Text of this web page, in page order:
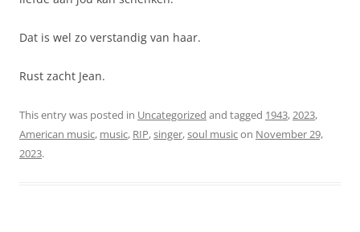
Dat is wel zo verstandig van haar.
Rust zacht Jean.
This entry was posted in Uncategorized and tagged 1943,2023,
American music, music, RIP,singer,soul musicon November 29,
2023.